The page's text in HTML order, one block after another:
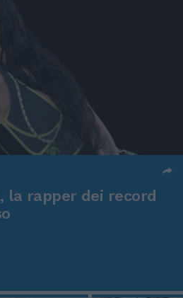
la rapper dei record